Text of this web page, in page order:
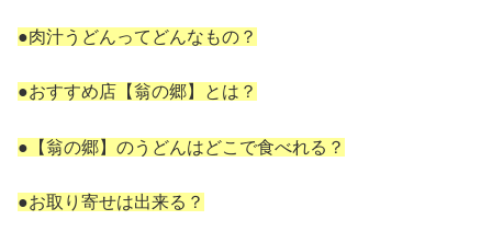
●肉汁うどんってどんなもの？
●おすすめ店【翁の郷】とは？
●【翁の郷】のうどんはどこで食べれる？
●お取り寄せは出来る？